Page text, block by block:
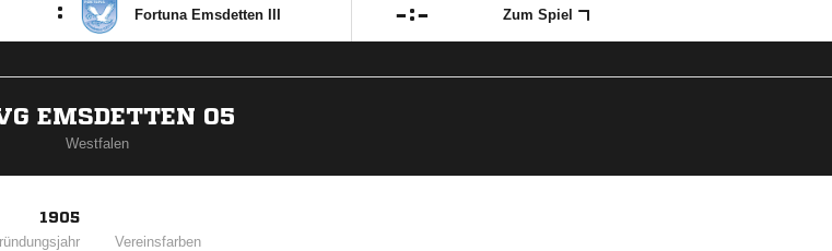
: Fortuna Emsdetten III : Zum Spiel
EMSDETTEN 05
Westfalen
1905
Vereinsfarben